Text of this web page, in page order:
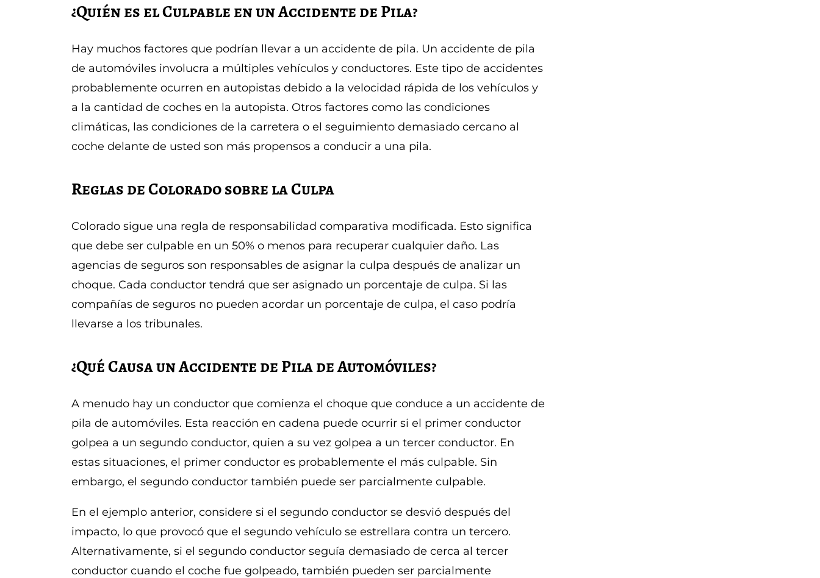
¿Quién es el Culpable en un Accidente de Pila?
Hay muchos factores que podrían llevar a un accidente de pila. Un accidente de pila
de automóviles involucra a múltiples vehículos y conductores. Este tipo de accidentes
probablemente ocurren en autopistas debido a la velocidad rápida de los vehículos y
a la cantidad de coches en la autopista. Otros factores como las condiciones
climáticas, las condiciones de la carretera o el seguimiento demasiado cercano al
coche delante de usted son más propensos a conducir a una pila.
Reglas de Colorado sobre la Culpa
Colorado sigue una regla de responsabilidad comparativa modificada. Esto significa
que debe ser culpable en un 50% o menos para recuperar cualquier daño. Las
agencias de seguros son responsables de asignar la culpa después de analizar un
choque. Cada conductor tendrá que ser asignado un porcentaje de culpa. Si las
compañías de seguros no pueden acordar un porcentaje de culpa, el caso podría
llevarse a los tribunales.
¿Qué Causa un Accidente de Pila de Automóviles?
A menudo hay un conductor que comienza el choque que conduce a un accidente de
pila de automóviles. Esta reacción en cadena puede ocurrir si el primer conductor
golpea a un segundo conductor, quien a su vez golpea a un tercer conductor. En
estas situaciones, el primer conductor es probablemente el más culpable. Sin
embargo, el segundo conductor también puede ser parcialmente culpable.
En el ejemplo anterior, considere si el segundo conductor se desvió después del
impacto, lo que provocó que el segundo vehículo se estrellara contra un tercero.
Alternativamente, si el segundo conductor seguía demasiado de cerca al tercer
conductor cuando el coche fue golpeado, también pueden ser parcialmente